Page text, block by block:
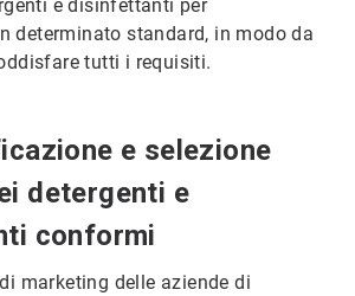
e disinfettanti per
determinato standard, in modo da
tutti i requisiti.
e selezione
detergenti e
conformi
marketing delle aziende di